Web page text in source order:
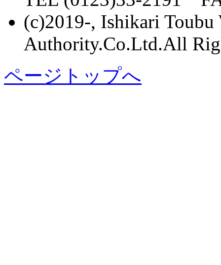
(c)2019-, Ishikari Toubu
Authority.Co.Ltd.All
ページトップへ